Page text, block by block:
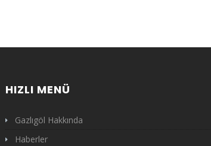
HIZLI MENÜ
Gazlıgöl Hakkında
Haberler